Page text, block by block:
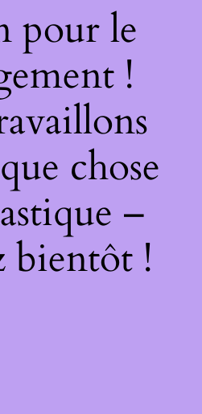
pour le
!
chose
–
bientôt !